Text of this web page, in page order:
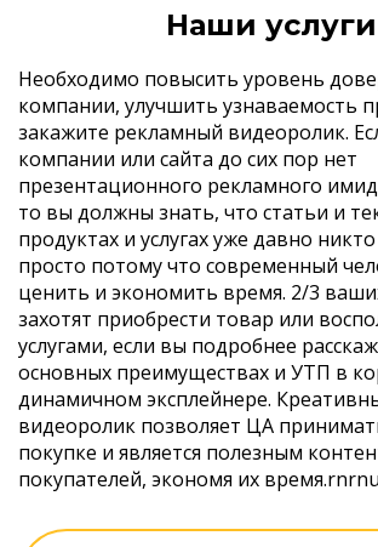
Наши услуги
Необходимо повысить уровень
компании, улучшить узнаваемость
закажите рекламный видеоролик.
компании или сайта до сих пор нет
презентационного рекламного
то вы должны знать, что статьи и
продуктах и услугах уже давно
просто потому что современный
ценить и экономить время. 2/3
захотят приобрести товар или
услугами, если вы подробнее
основных преимуществах и УТП в
динамичном эксплейнере.
видеоролик позволяет ЦА
покупке и является полезным
покупателей, экономя их